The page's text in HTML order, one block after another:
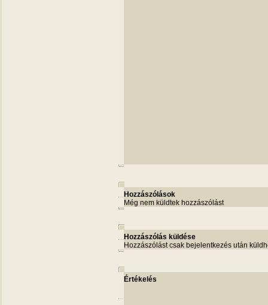
Hozzászólások
Még nem küldtek hozzászólást
Hozzászólás küldése
Hozzászólást csak bejelentkezés után
Értékelés